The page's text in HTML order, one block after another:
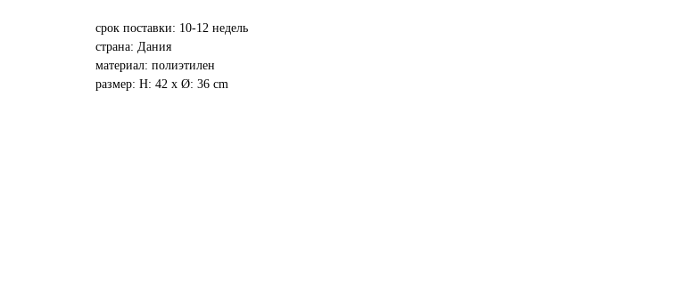
срок поставки: 10-12 недель
страна: Дания
материал: полиэтилен
размер: H: 42 x Ø: 36 cm